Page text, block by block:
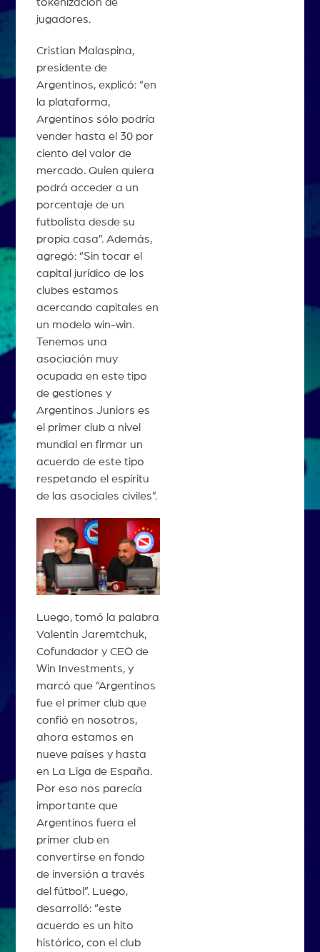
tokenización de
jugadores.
Cristian Malaspina,
presidente de
Argentinos, explicó: “en
la plataforma,
Argentinos sólo podría
vender hasta el 30 por
ciento del valor de
mercado. Quien quiera
podrá acceder a un
porcentaje de un
futbolista desde su
propia casa”. Además,
agregó: “Sin tocar el
capital jurídico de los
clubes estamos
acercando capitales en
un modelo win-win.
Tenemos una
asociación muy
ocupada en este tipo
de gestiones y
Argentinos Juniors es
el primer club a nivel
mundial en firmar un
acuerdo de este tipo
respetando el espíritu
de las asociales civiles”.
Luego, tomó la palabra
Valentín Jaremtchuk,
Cofundador y CEO de
Win Investments, y
marcó que “Argentinos
fue el primer club que
confió en nosotros,
ahora estamos en
nueve países y hasta
en La Liga de España.
Por eso nos parecía
importante que
Argentinos fuera el
primer club en
convertirse en fondo
de inversión a través
del fútbol”. Luego,
desarrolló: “este
acuerdo es un hito
histórico, con el club